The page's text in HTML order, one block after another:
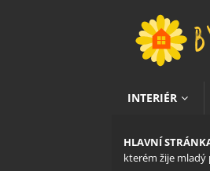
INTERIÉR
HLAVNÍ
kterém žije mladý